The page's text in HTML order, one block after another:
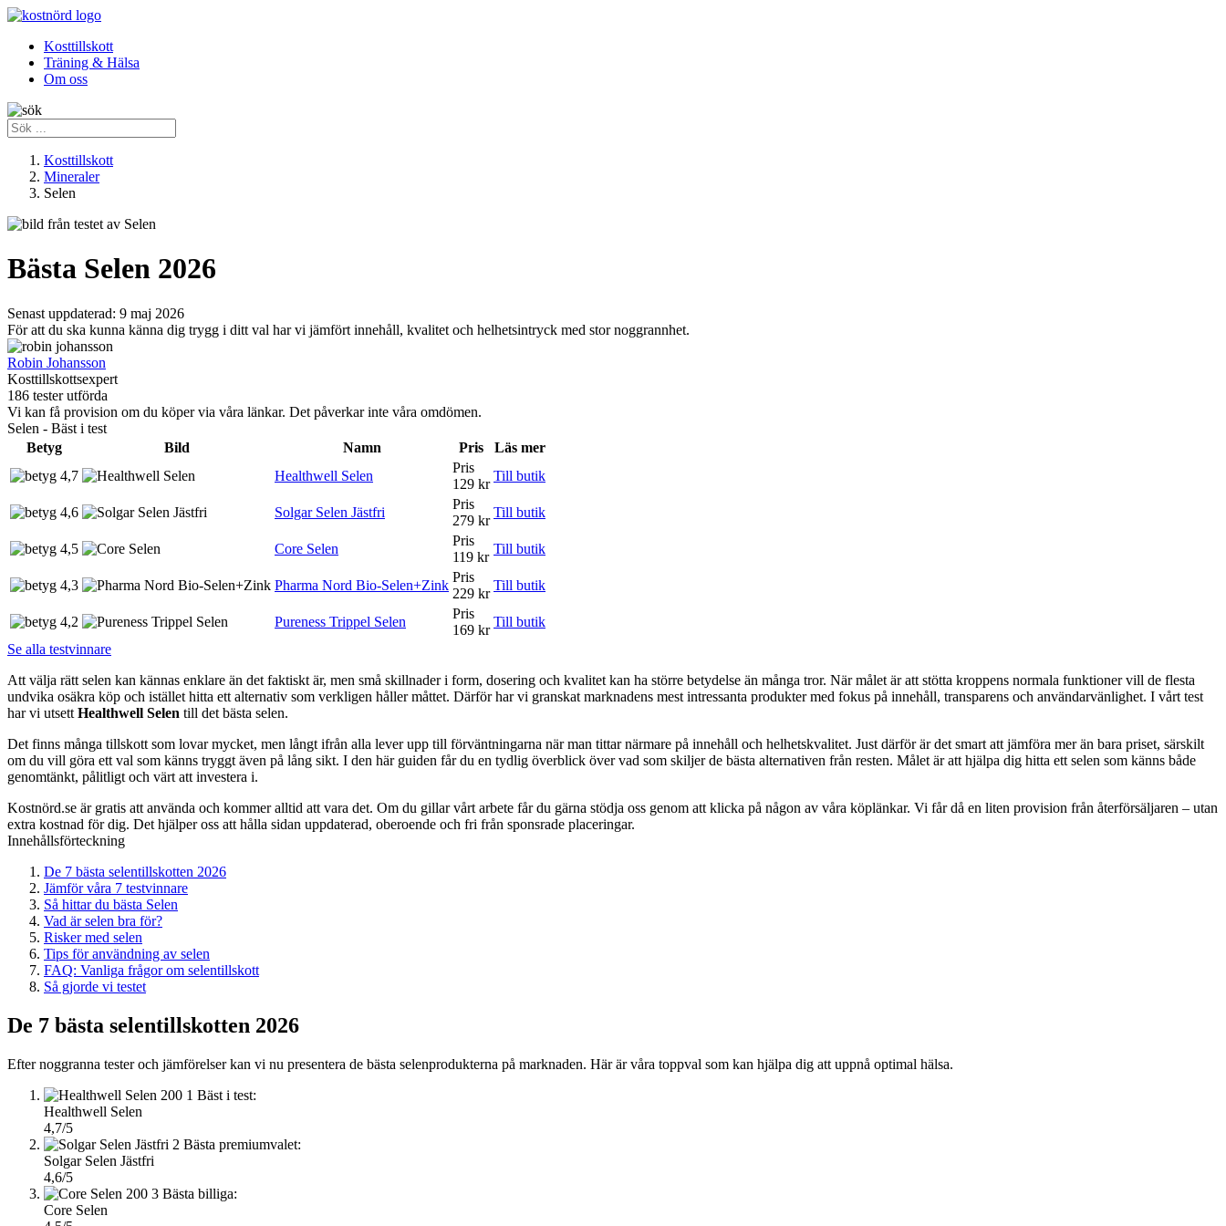
Kosttillskott
Träning & Hälsa
Om oss
Kosttillskott
Mineraler
Selen
Bästa Selen 2026
Senast uppdaterad: 9 maj 2026
För att du ska kunna känna dig trygg i ditt val har vi jämfört innehåll, kvalitet och helhetsintryck med stor noggrannhet.
Robin Johansson
Kosttillskottsexpert
186 tester utförda
Vi kan få provision om du köper via våra länkar. Det påverkar inte våra omdömen.
Selen - Bäst i test
Betyg
Bild Namn Pris
Läs mer
4,7
Healthwell Selen
Pris
129 kr
Till butik
4,6 Solgar Selen Jästfri
Pris
279 kr
Till butik
4,5 Core Selen
Pris
119 kr
Till butik
4,3 Pharma Nord Bio-Selen+Zink
Pris
229 kr
Till butik
4,2 Pureness Trippel Selen
Pris
169 kr
Till butik
Se alla testvinnare
Att välja rätt selen kan kännas enklare än det faktiskt är, men små skillnader i form, dosering och kvalitet kan ha större betydelse än många tror. När målet är att stötta kroppens normala funktioner vill de flesta
undvika osäkra köp och istället hitta ett alternativ som verkligen håller måttet. Därför har vi granskat marknadens mest intressanta produkter med fokus på innehåll, transparens och användarvänlighet. I vårt test
har vi utsett Healthwell Selen till det bästa selen.
Det finns många tillskott som lovar mycket, men långt ifrån alla lever upp till förväntningarna när man tittar närmare på innehåll och helhetskvalitet. Just därför är det smart att jämföra mer än bara priset, särskilt
om du vill göra ett val som känns tryggt även på lång sikt. I den här guiden får du en tydlig överblick över vad som skiljer de bästa alternativen från resten. Målet är att hjälpa dig hitta ett selen som känns både
genomtänkt, pålitligt och värt att investera i.
Kostnörd.se är gratis att använda och kommer alltid att vara det. Om du gillar vårt arbete får du gärna stödja oss genom att klicka på någon av våra köplänkar. Vi får då en liten provision från återförsäljaren – utan
extra kostnad för dig. Det hjälper oss att hålla sidan uppdaterad, oberoende och fri från sponsrade placeringar.
Innehållsförteckning
De 7 bästa selentillskotten 2026
Jämför våra 7 testvinnare
Så hittar du bästa Selen
Vad är selen bra för?
Risker med selen
Tips för användning av selen
FAQ: Vanliga frågor om selentillskott
Så gjorde vi testet
De 7 bästa selentillskotten 2026
Efter noggranna tester och jämförelser kan vi nu presentera de bästa selenprodukterna på marknaden. Här är våra toppval som kan hjälpa dig att uppnå optimal hälsa.
1 Bäst i test:
Healthwell Selen
4,7/5
2 Bästa premiumvalet:
Solgar Selen Jästfri
4,6/5
3 Bästa billiga:
Core Selen